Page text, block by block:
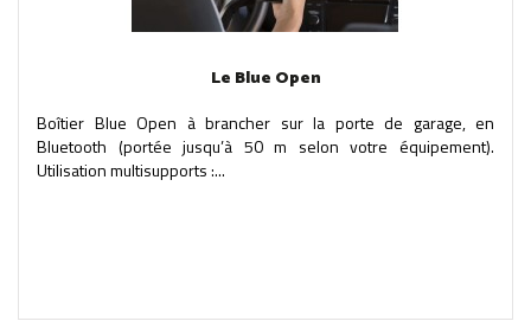
Le Blue Open
Boîtier Blue Open à brancher sur la porte de garage, en
Bluetooth (portée jusqu’à 50 m selon votre équipement).
Utilisation multisupports :...